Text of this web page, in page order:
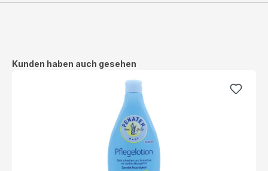
Produktgalerie überspringen
Kunden haben auch gesehen